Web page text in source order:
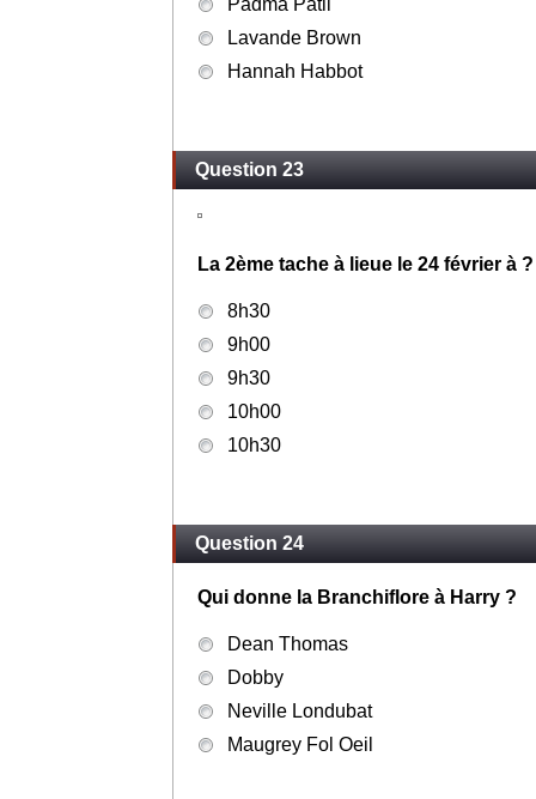
Padma Patil
Lavande Brown
Hannah Habbot
Question 23
La 2ème tache à lieue le 24 février à ?
8h30
9h00
9h30
10h00
10h30
Question 24
Qui donne la Branchiflore à Harry ?
Dean Thomas
Dobby
Neville Londubat
Maugrey Fol Oeil